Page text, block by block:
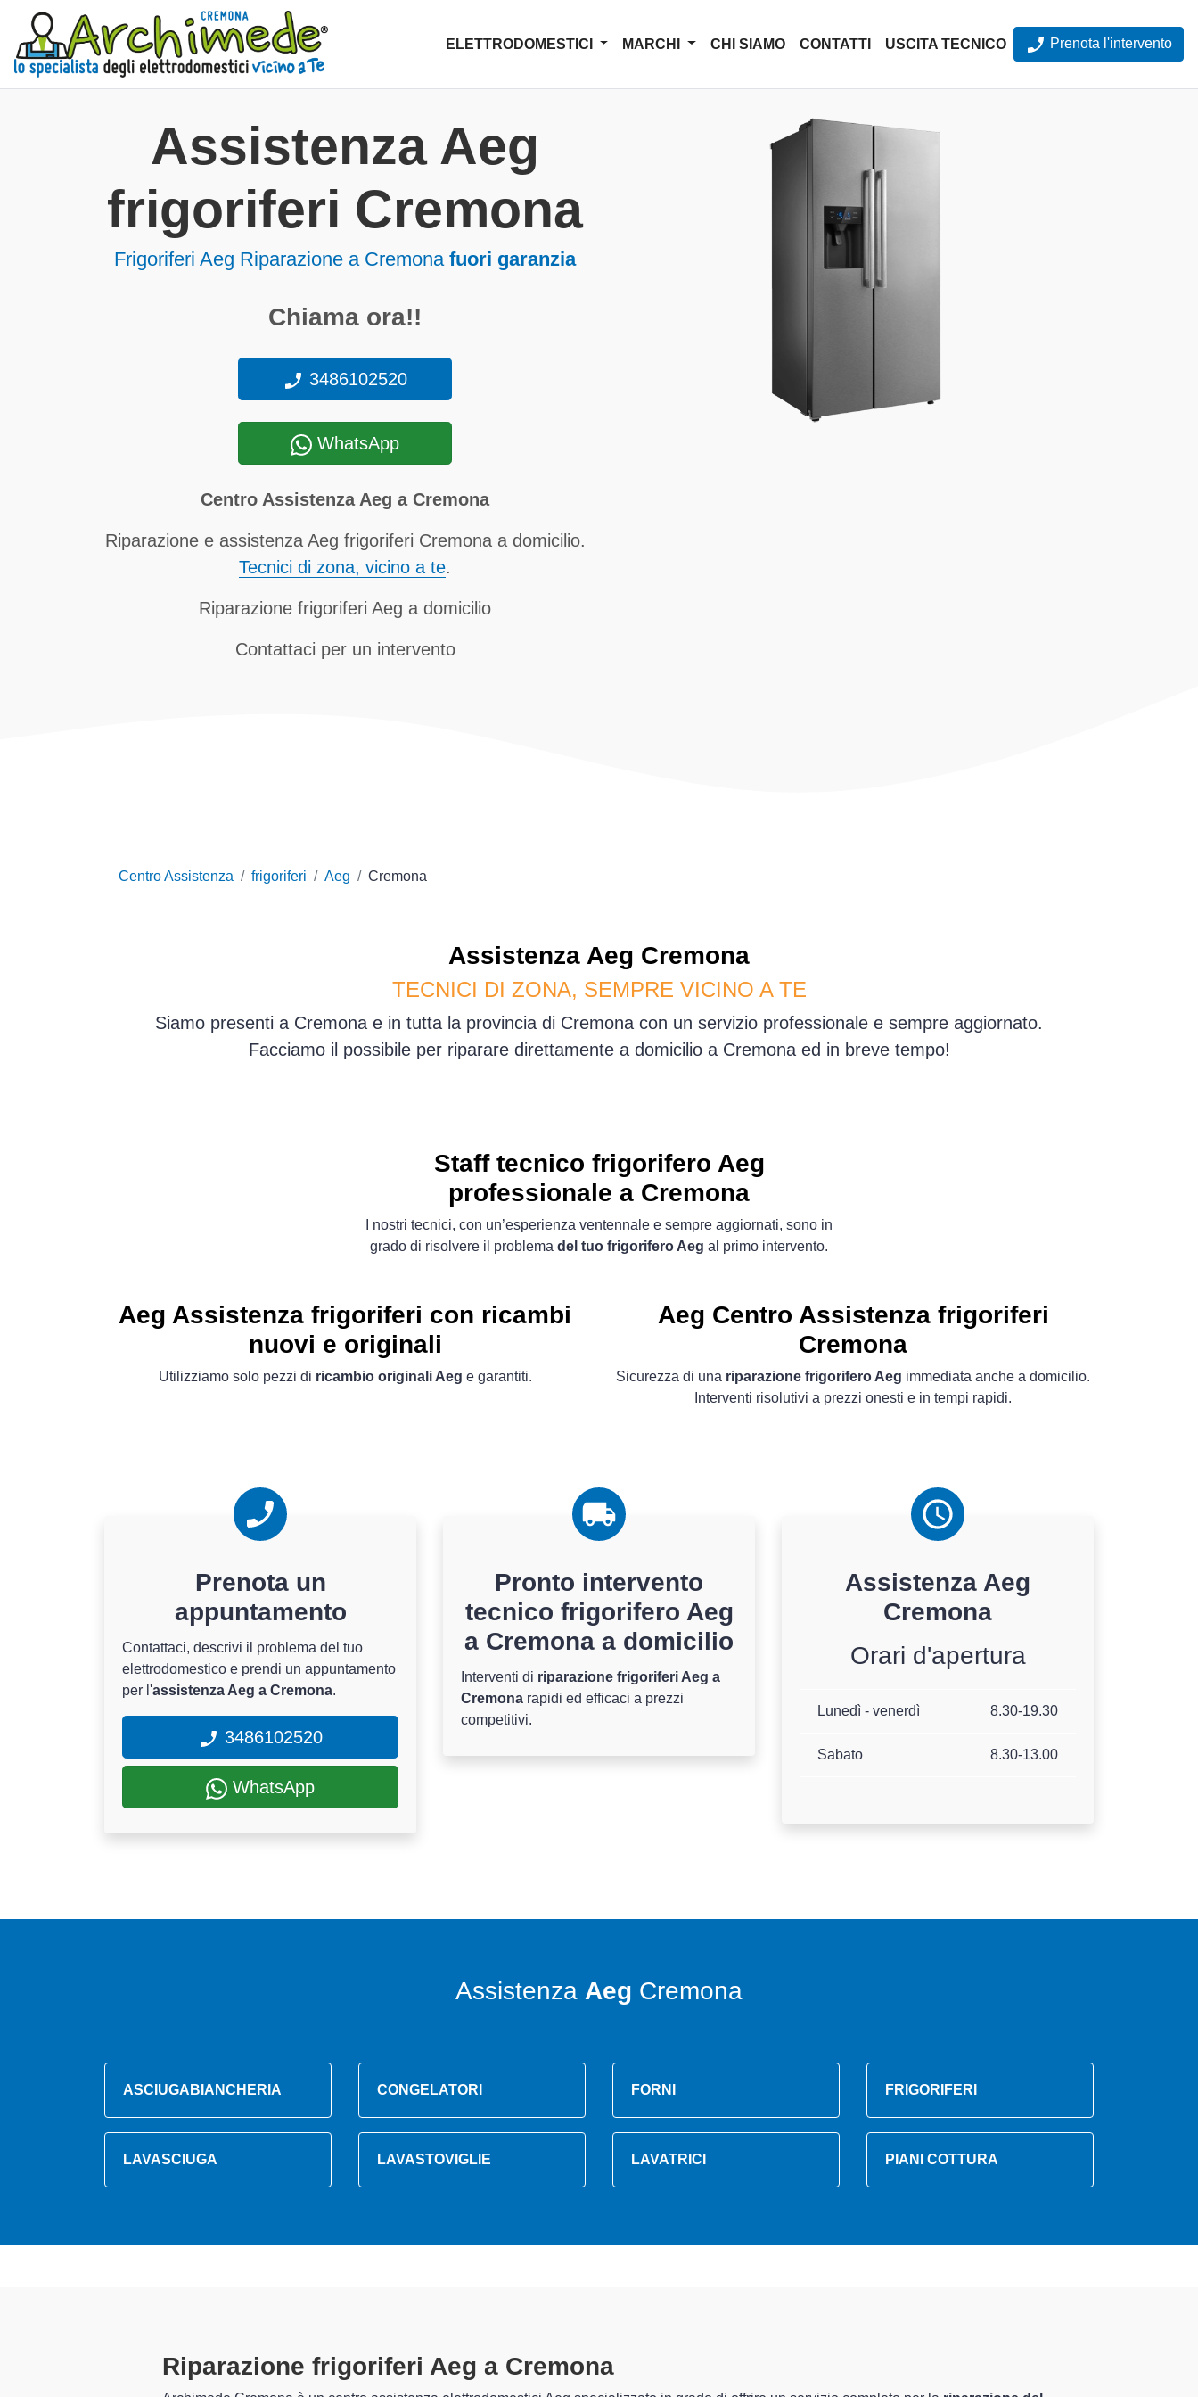
ELETTRODOMESTICI MARCHI CHI SIAMO CONTATTI USCITA TECNICO Prenota l'intervento
Assistenza Aeg
frigoriferi Cremona
Frigoriferi Aeg Riparazione a Cremona fuori garanzia
Chiama ora!!
3486102520
WhatsApp
Centro Assistenza Aeg a Cremona
Riparazione e assistenza Aeg frigoriferi Cremona a domicilio.
Tecnici di zona, vicino a te.
Riparazione frigoriferi Aeg a domicilio
Contattaci per un intervento
Centro Assistenza frigoriferi Aeg Cremona
Assistenza Aeg Cremona
TECNICI DI ZONA, SEMPRE VICINO A TE
Siamo presenti a Cremona e in tutta la provincia di Cremona con un servizio professionale e sempre aggiornato.
Facciamo il possibile per riparare direttamente a domicilio a Cremona ed in breve tempo!
Staff tecnico frigorifero Aeg
professionale a Cremona
I nostri tecnici, con un’esperienza ventennale e sempre aggiornati, sono in
grado di risolvere il problema del tuo frigorifero Aeg al primo intervento.
Aeg Assistenza frigoriferi con ricambi
nuovi e originali
Utilizziamo solo pezzi di ricambio originali Aeg e garantiti.
Aeg Centro Assistenza frigoriferi
Cremona
Sicurezza di una riparazione frigorifero Aeg immediata anche a domicilio.
Interventi risolutivi a prezzi onesti e in tempi rapidi.
Prenota un
appuntamento
Contattaci, descrivi il problema del tuo
elettrodomestico e prendi un appuntamento
per l'assistenza Aeg a Cremona.
3486102520
WhatsApp
Pronto intervento
tecnico frigorifero Aeg
a Cremona a domicilio
Interventi di riparazione frigoriferi Aeg a
Cremona rapidi ed efficaci a prezzi
competitivi.
Assistenza Aeg
Cremona
Orari d'apertura
Lunedì - venerdì 8.30-19.30
Sabato 8.30-13.00
Assistenza Aeg Cremona
ASCIUGABIANCHERIA CONGELATORI FORNI FRIGORIFERI
LAVASCIUGA LAVASTOVIGLIE LAVATRICI PIANI COTTURA
Tecnici Frigoriferi Aeg A Cremona